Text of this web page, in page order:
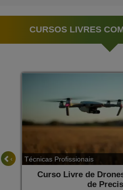
CURSOS LIVRES
Técnicas Profissionais
Curso Livre de
de
‹